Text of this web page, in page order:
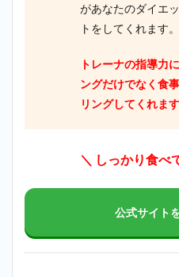
があなたのダイエ
トをしてくれます。
トレーナの指導力
ングだけでなく食
リングしてくれます
＼ しっかり食べ
公式サイト